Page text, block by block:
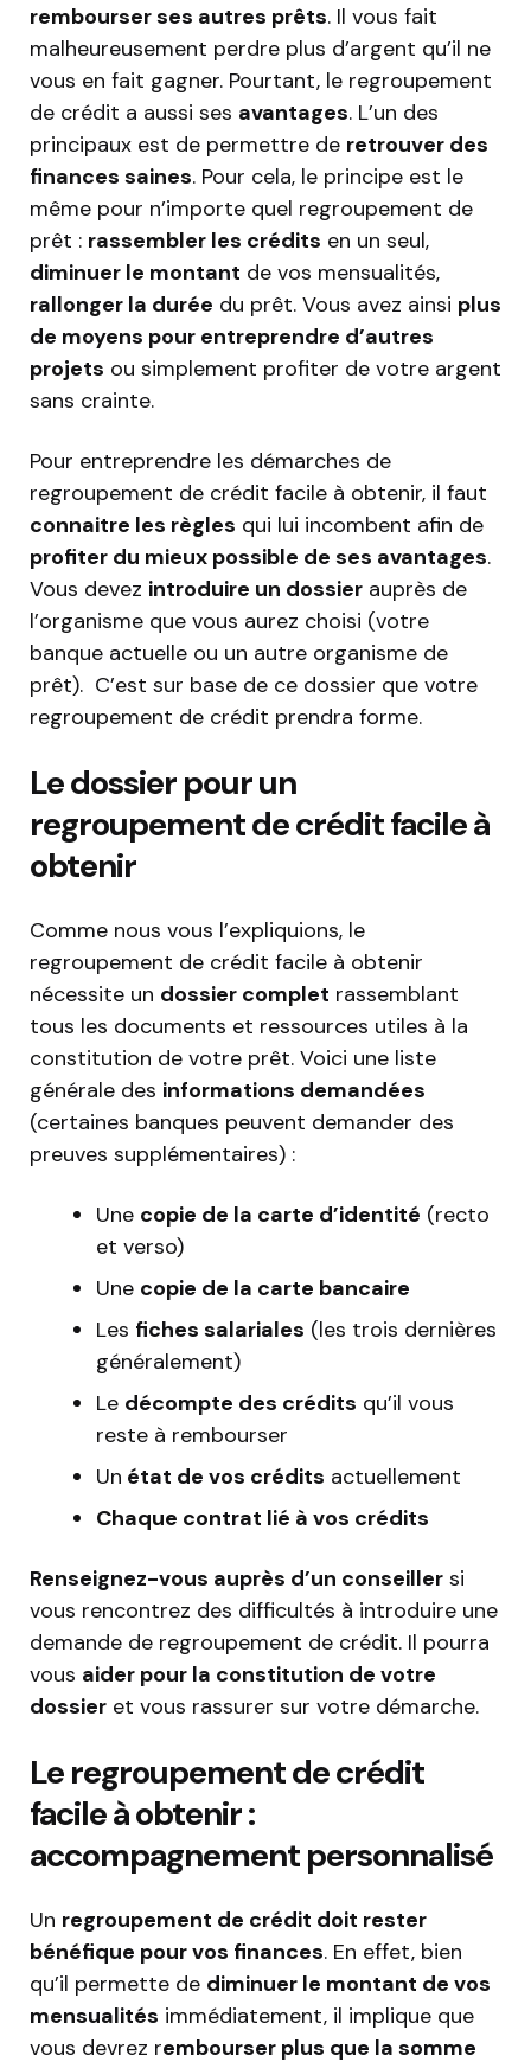
rembourser ses autres prêts. Il vous fait
malheureusement perdre plus d’argent qu’il ne
vous en fait gagner. Pourtant, le regroupement
de crédit a aussi ses avantages. L’un des
principaux est de permettre de retrouver des
finances saines. Pour cela, le principe est le
même pour n’importe quel regroupement de
prêt : rassembler les crédits en un seul,
diminuer le montant de vos mensualités,
rallonger la durée du prêt. Vous avez ainsi plus
de moyens pour entreprendre d’autres
projets ou simplement profiter de votre argent
sans crainte.
Pour entreprendre les démarches de
regroupement de crédit facile à obtenir, il faut
connaitre les règles qui lui incombent afin de
profiter du mieux possible de ses avantages.
Vous devez introduire un dossier auprès de
l’organisme que vous aurez choisi (votre
banque actuelle ou un autre organisme de
prêt). C’est sur base de ce dossier que votre
regroupement de crédit prendra forme.
Le dossier pour un
regroupement de crédit facile à
obtenir
Comme nous vous l’expliquions, le
regroupement de crédit facile à obtenir
nécessite un dossier complet rassemblant
tous les documents et ressources utiles à la
constitution de votre prêt. Voici une liste
générale des informations demandées
(certaines banques peuvent demander des
preuves supplémentaires) :
Une copie de la carte d’identité (recto
et verso)
Une copie de la carte bancaire
Les fiches salariales (les trois dernières
généralement)
Le décompte des crédits qu’il vous
reste à rembourser
Un état de vos crédits actuellement
Chaque contrat lié à vos crédits
Renseignez-vous auprès d’un conseiller si
vous rencontrez des difficultés à introduire une
demande de regroupement de crédit. Il pourra
vous aider pour la constitution de votre
dossier et vous rassurer sur votre démarche.
Le regroupement de crédit
facile à obtenir :
accompagnement personnalisé
Un regroupement de crédit doit rester
bénéfique pour vos finances. En effet, bien
qu’il permette de diminuer le montant de vos
mensualités immédiatement, il implique que
vous devrez rembourser plus que la somme